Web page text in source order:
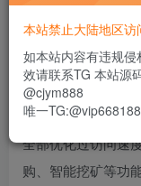
此内容为付费资源，
全部优化过访问速
购、智能挖矿等功
本站禁止大陆地区访
如本站内容有违规
效请联系TG 本站源
@cjym888
唯一TG:@vip668188